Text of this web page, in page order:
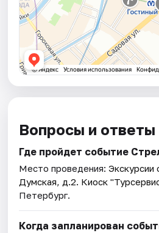
Вопросы и ответы
Где пройдет событие
Место проведения:Экскурсии
Думская, д.2. Киоск
Петербург.
Когда запланирован